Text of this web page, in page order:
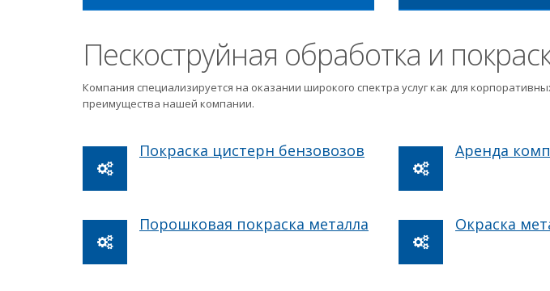
Пескоструйная обработка и
Компания специализируется на оказании широкого спектра услуг как для
преимущества нашей компании.
Покраска цистерн бензовозов Аренда
Порошковая покраска металла Окраска